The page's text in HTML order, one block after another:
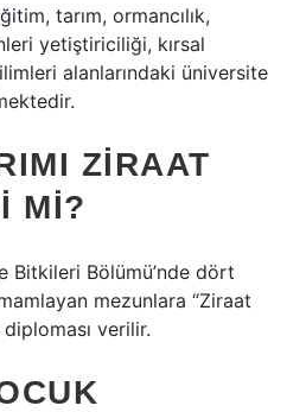
tarım, ormancılık,
yetiştiriciliği, kırsal
alanlarındaki üniversite
ZIRAAT
MI?
Bitkileri Bölümü’nde dört
mezunlara “Ziraat
verilir.